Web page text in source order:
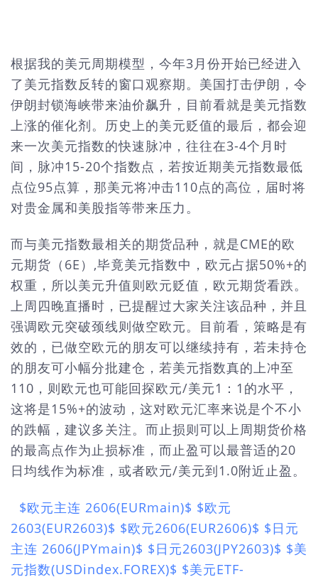
根据我的美元周期模型，今年3月份开始已经进入
了美元指数反转的窗口观察期。美国打击伊朗，令
伊朗封锁海峡带来油价飙升，目前看就是美元指数
上涨的催化剂。历史上的美元贬值的最后，都会迎
来一次美元指数的快速脉冲，往往在3-4个月时
间，脉冲15-20个指数点，若按近期美元指数最低
点位95点算，那美元将冲击110点的高位，届时将
对贵金属和美股指等带来压力。
而与美元指数最相关的期货品种，就是CME的欧
元期货（6E）,毕竟美元指数中，欧元占据50%+的
权重，所以美元升值则欧元贬值，欧元期货看跌。
上周四晚直播时，已提醒过大家关注该品种，并且
强调欧元突破颈线则做空欧元。目前看，策略是有
效的，已做空欧元的朋友可以继续持有，若未持仓
的朋友可小幅分批建仓，若美元指数真的上冲至
110，则欧元也可能回探欧元/美元1：1的水平，
这将是15%+的波动，这对欧元汇率来说是个不小
的跌幅，建议多关注。而止损则可以上周期货价格
的最高点作为止损标准，而止盈可以最普适的20
日均线作为标准，或者欧元/美元到1.0附近止盈。
$欧元主连 2606(EURmain)$ $欧元
2603(EUR2603)$ $欧元2606(EUR2606)$ $日元
主连 2606(JPYmain)$ $日元2603(JPY2603)$ $美
元指数(USDindex.FOREX)$ $美元ETF-